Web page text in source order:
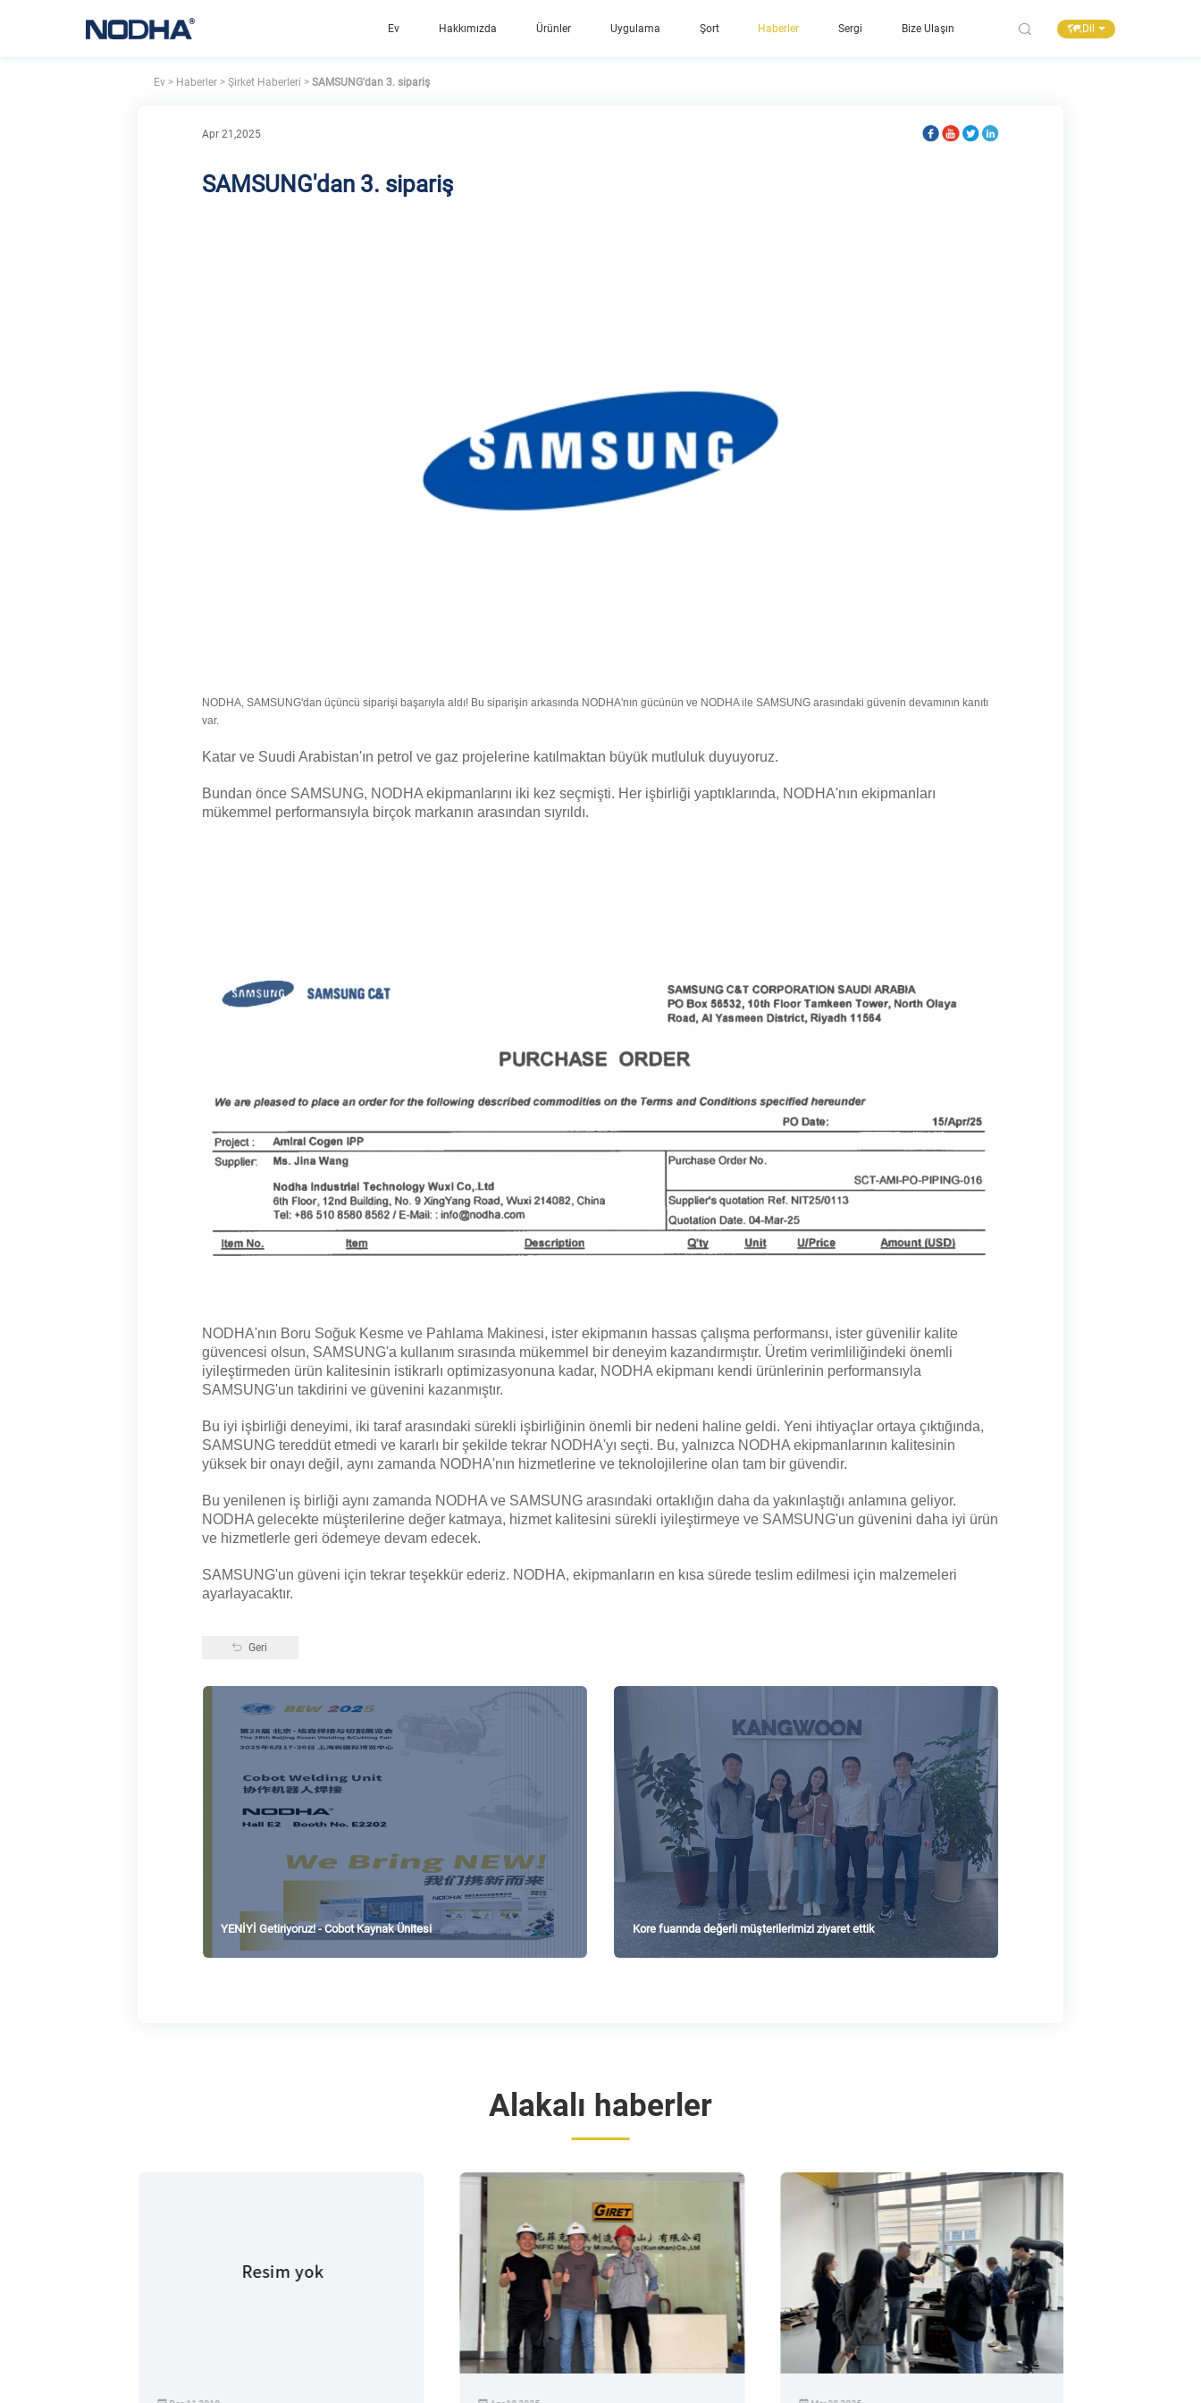
Ev Hakkımızda Ürünler Uygulama Şort Haberler Sergi Bize Ulaşın Dil
Ev> Haberler> Şirket Haberleri >SAMSUNG'dan 3. sipariş
Apr 21,2025
SAMSUNG'dan 3. sipariş
NODHA, SAMSUNG'dan üçüncü siparişi başarıyla aldı! Bu siparişin arkasında NODHA'nın gücünün ve NODHA ile SAMSUNG arasındaki güvenin devamının kanıtı
var.
Katar ve Suudi Arabistan'ın petrol ve gaz projelerine katılmaktan büyük mutluluk duyuyoruz.
Bundan önce SAMSUNG, NODHA ekipmanlarını iki kez seçmişti. Her işbirliği yaptıklarında, NODHA'nın ekipmanları
mükemmel performansıyla birçok markanın arasından sıyrıldı.
NODHA'nın Boru Soğuk Kesme ve Pahlama Makinesi, ister ekipmanın hassas çalışma performansı, ister güvenilir kalite
güvencesi olsun, SAMSUNG'a kullanım sırasında mükemmel bir deneyim kazandırmıştır. Üretim verimliliğindeki önemli
iyileştirmeden ürün kalitesinin istikrarlı optimizasyonuna kadar, NODHA ekipmanı kendi ürünlerinin performansıyla
SAMSUNG'un takdirini ve güvenini kazanmıştır.
Bu iyi işbirliği deneyimi, iki taraf arasındaki sürekli işbirliğinin önemli bir nedeni haline geldi. Yeni ihtiyaçlar ortaya çıktığında,
SAMSUNG tereddüt etmedi ve kararlı bir şekilde tekrar NODHA'yı seçti. Bu, yalnızca NODHA ekipmanlarının kalitesinin
yüksek bir onayı değil, aynı zamanda NODHA'nın hizmetlerine ve teknolojilerine olan tam bir güvendir.
Bu yenilenen iş birliği aynı zamanda NODHA ve SAMSUNG arasındaki ortaklığın daha da yakınlaştığı anlamına geliyor.
NODHA gelecekte müşterilerine değer katmaya, hizmet kalitesini sürekli iyileştirmeye ve SAMSUNG'un güvenini daha iyi ürün
ve hizmetlerle geri ödemeye devam edecek.
SAMSUNG'un güveni için tekrar teşekkür ederiz. NODHA, ekipmanların en kısa sürede teslim edilmesi için malzemeleri
ayarlayacaktır.
Geri
YENİYİ Getiriyoruz! - Cobot Kaynak Ünitesi Kore fuarında değerli müşterilerimizi ziyaret ettik
Alakalı haberler